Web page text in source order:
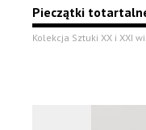
Pieczątki
Kolekcja Sztuki XX i XXI